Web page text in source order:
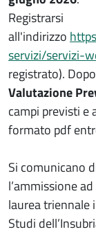
Registrarsi
all'indirizzo
servizi/servizi-
registrato).
Valutazione
campi previsti e
formato pdf
Si comunicano
l’ammissione
laurea triennale
Studi